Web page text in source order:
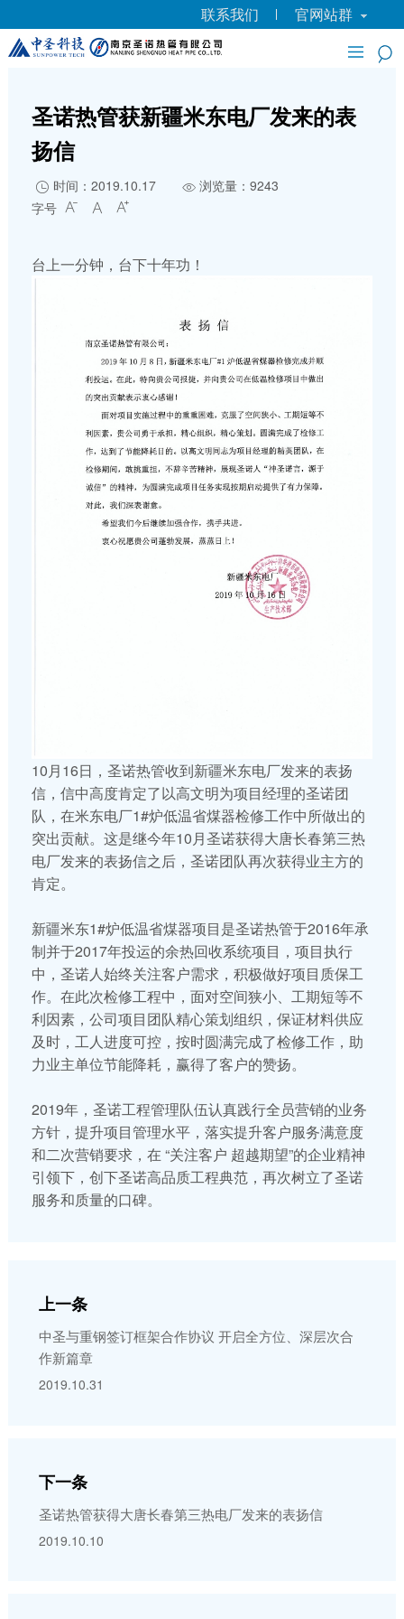
官网站群
联系我们
圣诺热管获新疆米东电厂发来的表
扬信
 时间：2019.10.17  浏览量：9243
字号
  
台上一分钟，台下十年功！
10月16日，圣诺热管收到新疆米东电厂发来的表扬
信，信中高度肯定了以高文明为项目经理的圣诺团
队，在米东电厂1#炉低温省煤器检修工作中所做出的
突出贡献。这是继今年10月圣诺获得大唐长春第三热
电厂发来的表扬信之后，圣诺团队再次获得业主方的
肯定。
新疆米东1#炉低温省煤器项目是圣诺热管于2016年承
制并于2017年投运的余热回收系统项目，项目执行
中，圣诺人始终关注客户需求，积极做好项目质保工
作。在此次检修工程中，面对空间狭小、工期短等不
利因素，公司项目团队精心策划组织，保证材料供应
及时，工人进度可控，按时圆满完成了检修工作，助
力业主单位节能降耗，赢得了客户的赞扬。
2019年，圣诺工程管理队伍认真践行全员营销的业务
方针，提升项目管理水平，落实提升客户服务满意度
和二次营销要求，在 “关注客户 超越期望”的企业精神
引领下，创下圣诺高品质工程典范，再次树立了圣诺
服务和质量的口碑。
上一条
中圣与重钢签订框架合作协议 开启全方位、深层次合
作新篇章
2019.10.31
下一条
圣诺热管获得大唐长春第三热电厂发来的表扬信
2019.10.10